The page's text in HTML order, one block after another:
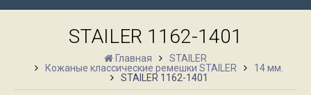
STAILER 1162-1401
Главная
STAILER
Кожаные классические ремешки STAILER
14 мм.
STAILER 1162-1401